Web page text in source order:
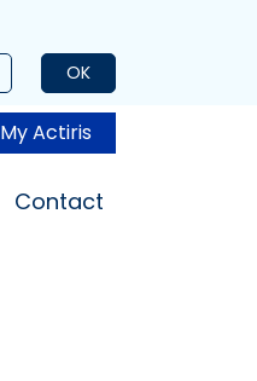
OK
My Actiris
Contact